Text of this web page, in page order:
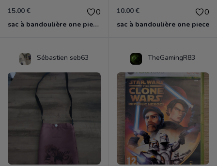
15.00 € 0
sac à bandoulière one piece chopper
10.00 € 0
sac à bandoulière one piece
Sébastien seb63 TheGamingR83